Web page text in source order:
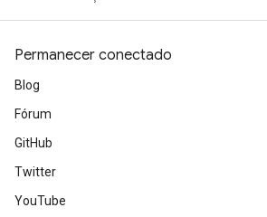
Permanecer conectado
Blog
Fórum
GitHub
Twitter
YouTube